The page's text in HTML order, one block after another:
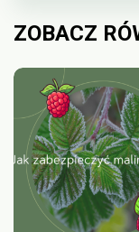
ZOBACZ